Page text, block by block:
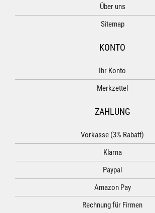
Über uns
Sitemap
KONTO
Ihr Konto
Merkzettel
ZAHLUNG
Vorkasse (3% Rabatt)
Klarna
Paypal
Amazon Pay
Rechnung für Firmen